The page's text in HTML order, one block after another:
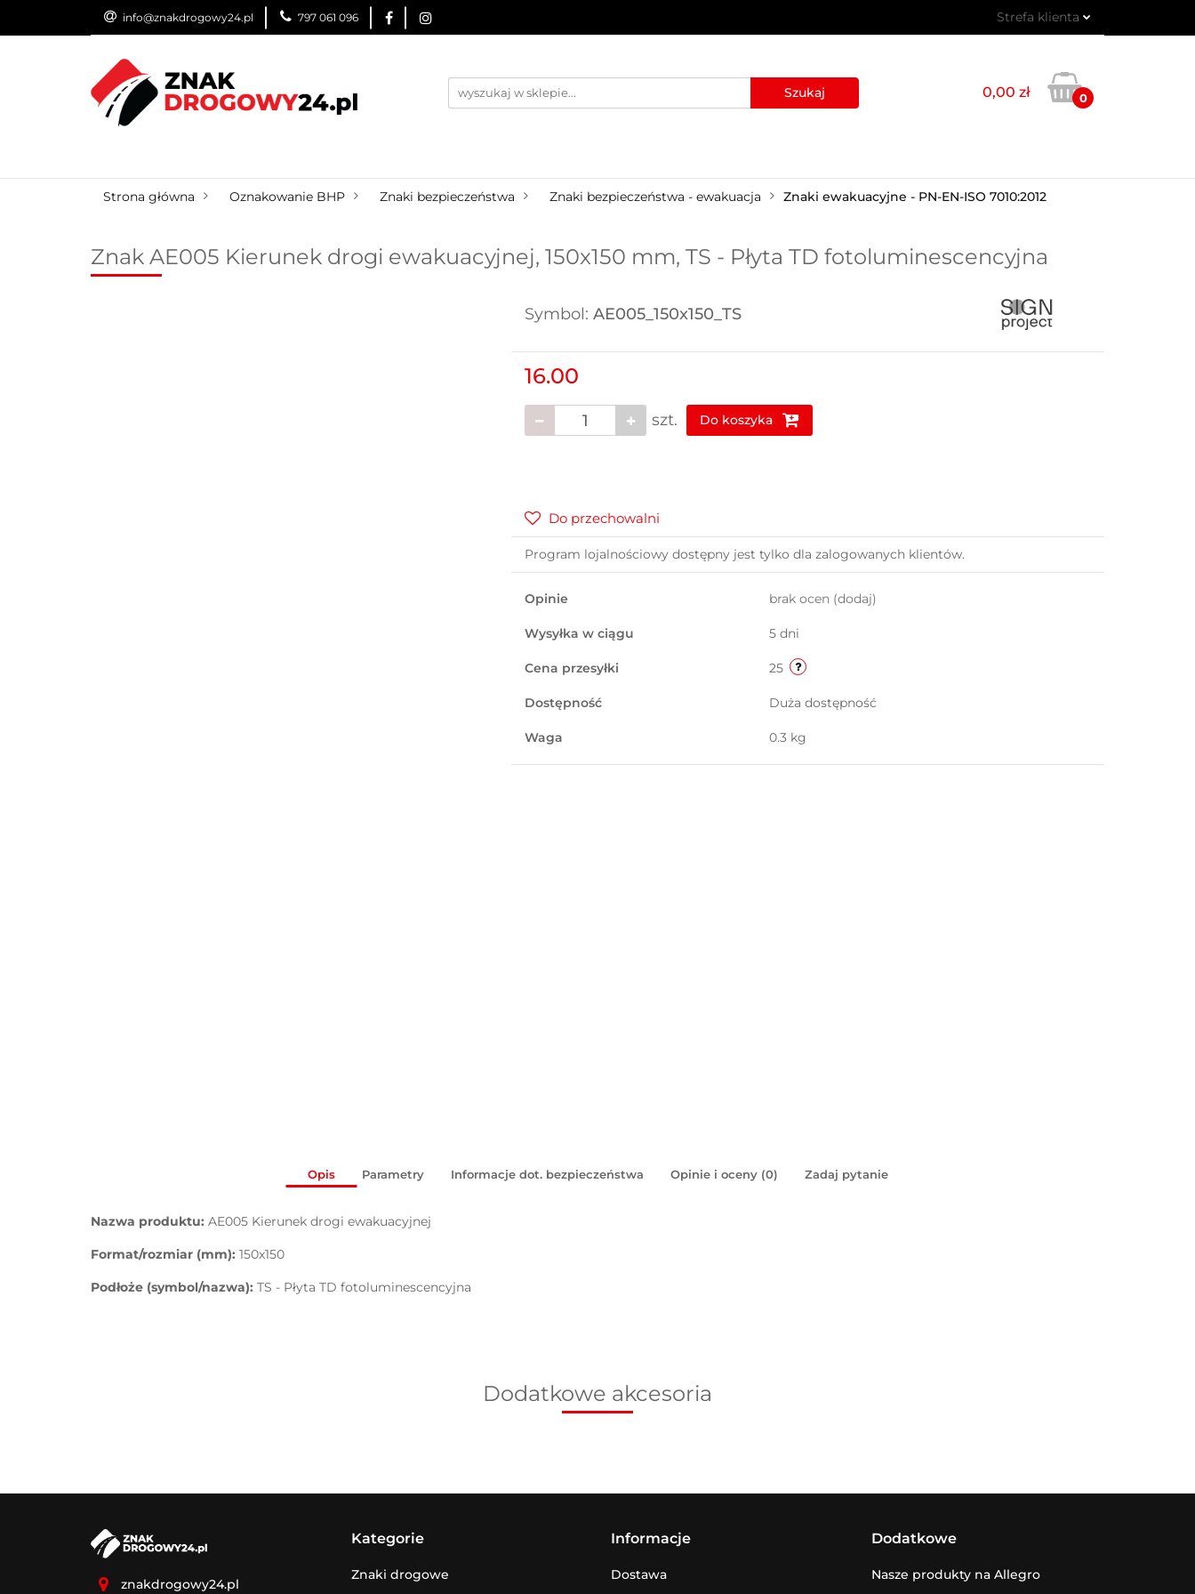
info@znakdrogowy24.pl 797 061 096 Strefa klienta
Zarejestruj się
Dodaj zgłoszenie
0,00 zł 0
ZNAKI DROGOWE URZĄDZENIA BRD
Strona główna Oznakowanie BHP Znaki bezpieczeństwa Znaki bezpieczeństwa - ewakuacja Znaki ewakuacyjne - PN-EN-ISO 7010:2012
Znak AE005 Kierunek drogi ewakuacyjnej, 150x150 mm, TS - Płyta TD fotoluminescencyjna
Symbol: AE005_150x150_TS
16.00
szt. Do koszyka
Do przechowalni
Program lojalnościowy dostępny jest tylko dla zalogowanych klientów.
Opinie brak ocen (dodaj)
Wysyłka w ciągu 5 dni
Cena przesyłki 25
Dostępność Duża dostępność
Waga 0.3 kg
Opis Parametry Informacje dot. bezpieczeństwa Opinie i oceny (0) Zadaj pytanie
Nazwa produktu: AE005 Kierunek drogi ewakuacyjnej
Format/rozmiar (mm): 150x150
Podłoże (symbol/nazwa): TS - Płyta TD fotoluminescencyjna
Dodatkowe akcesoria
znakdrogowy24.pl
Kategorie
Znaki drogowe
Informacje
Dostawa
Dodatkowe
Nasze produkty na Allegro